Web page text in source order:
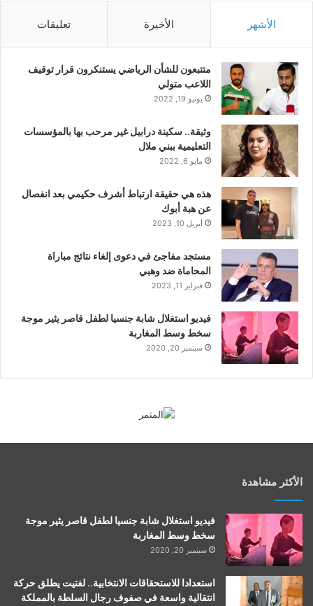
الأشهر الأخيرة تعليقات
متتبعون للشأن الرياضي يستنكرون قرار توقيف
اللاعب متولي
يونيو 19, 2022
وثيقة.. سكينة درابيل غير مرحب بها بالمؤسسات
التعليمية ببني ملال
مايو 6, 2022
هذه هي حقيقة ارتباط أشرف حكيمي بعد انفصال
عن هبة أبوك
أبريل 10, 2023
مستجد مفاجئ في دعوى إلغاء نتائج مباراة
المحاماة ضد وهبي
فبراير 11, 2023
فيديو استغلال شابة جنسيا لطفل قاصر يثير موجة
سخط وسط المغاربة
سبتمبر 20, 2020
الأكثر مشاهدة
فيديو استغلال شابة جنسيا لطفل قاصر يثير موجة
سخط وسط المغاربة
سبتمبر 20, 2020
استعدادا للاستحقاقات الانتخابية.. لفتيت يطلق حركة
انتقالية واسعة في صفوف رجال السلطة بالمملكة